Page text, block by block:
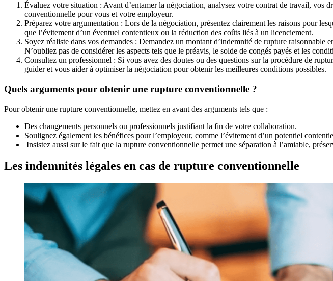
Évaluez votre situation : Avant d’entamer la négociation, analysez votre contrat de travail, vos
conventionnelle pour vous et votre employeur.
Préparez votre argumentation : Lors de la négociation, présentez clairement les raisons pour
que l’évitement d’un éventuel contentieux ou la réduction des coûts liés à un licenciement.
Soyez réaliste dans vos demandes : Demandez un montant d’indemnité de rupture
N’oubliez pas de considérer les aspects tels que le préavis, le solde de congés payés et les
Consultez un professionnel : Si vous avez des doutes ou des questions sur la procédure de
guider et vous aider à optimiser la négociation pour obtenir les meilleures conditions possibles.
Quels arguments pour obtenir une rupture conventionnelle ?
Pour obtenir une rupture conventionnelle, mettez en avant des arguments tels que :
Des changements personnels ou professionnels justifiant la fin de votre collaboration.
Soulignez également les bénéfices pour l’employeur, comme l’évitement d’un potentiel
Insistez aussi sur le fait que la rupture conventionnelle permet une séparation à l’amiable,
Les indemnités légales en cas de rupture conventionnelle